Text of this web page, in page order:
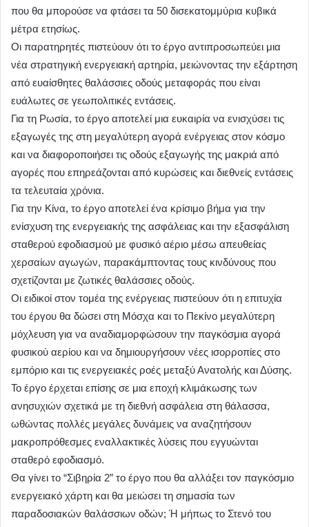
που θα μπορούσε να φτάσει τα 50 δισεκατομμύρια κυβικά
μέτρα ετησίως.
Οι παρατηρητές πιστεύουν ότι το έργο αντιπροσωπεύει μια
νέα στρατηγική ενεργειακή αρτηρία, μειώνοντας την εξάρτηση
από ευαίσθητες θαλάσσιες οδούς μεταφοράς που είναι
ευάλωτες σε γεωπολιτικές εντάσεις.
Για τη Ρωσία, το έργο αποτελεί μια ευκαιρία να ενισχύσει τις
εξαγωγές της στη μεγαλύτερη αγορά ενέργειας στον κόσμο
και να διαφοροποιήσει τις οδούς εξαγωγής της μακριά από
αγορές που επηρεάζονται από κυρώσεις και διεθνείς εντάσεις
τα τελευταία χρόνια.
Για την Κίνα, το έργο αποτελεί ένα κρίσιμο βήμα για την
ενίσχυση της ενεργειακής της ασφάλειας και την εξασφάλιση
σταθερού εφοδιασμού με φυσικό αέριο μέσω απευθείας
χερσαίων αγωγών, παρακάμπτοντας τους κινδύνους που
σχετίζονται με ζωτικές θαλάσσιες οδούς.
Οι ειδικοί στον τομέα της ενέργειας πιστεύουν ότι η επιτυχία
του έργου θα δώσει στη Μόσχα και το Πεκίνο μεγαλύτερη
μόχλευση για να αναδιαμορφώσουν την παγκόσμια αγορά
φυσικού αερίου και να δημιουργήσουν νέες ισορροπίες στο
εμπόριο και τις ενεργειακές ροές μεταξύ Ανατολής και Δύσης.
Το έργο έρχεται επίσης σε μια εποχή κλιμάκωσης των
ανησυχιών σχετικά με τη διεθνή ασφάλεια στη θάλασσα,
ωθώντας πολλές μεγάλες δυνάμεις να αναζητήσουν
μακροπρόθεσμες εναλλακτικές λύσεις που εγγυώνται
σταθερό εφοδιασμό.
Θα γίνει το “Σιβηρία 2” το έργο που θα αλλάξει τον παγκόσμιο
ενεργειακό χάρτη και θα μειώσει τη σημασία των
παραδοσιακών θαλάσσιων οδών; Ή μήπως το Στενό του